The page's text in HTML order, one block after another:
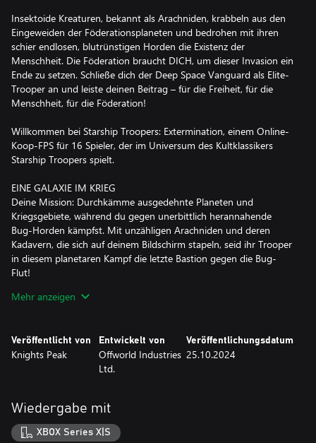
Insektoide Kreaturen, bekannt als Arachniden, krabbeln aus den
Eingeweiden der Föderationsplaneten und bedrohen mit ihren
schier endlosen, blutrünstigen Horden die Existenz der
Menschheit. Die Föderation braucht DICH, um dieser Invasion ein
Ende zu setzen. Schließe dich der Deep Space Vanguard als Elite-
Trooper an und leiste deinen Beitrag – für die Freiheit, für die
Menschheit, für die Föderation!
Willkommen bei Starship Troopers: Extermination, einem Online-
Koop-FPS für 16 Spieler, der im Universum des Kultklassikers
Starship Troopers spielt.
EINE GALAXIE IM KRIEG
Deine Mission: Durchkämme ausgedehnte Planeten und
Kriegsgebiete, während du gegen unerbittlich herannahende
Bug-Horden kämpfst. Mit unzähligen Arachniden und deren
Kadavern, die sich auf deinem Bildschirm stapeln, seid ihr Trooper
in diesem planetaren Kampf die letzte Bastion gegen die Bug-
Flut!
LEISTE DEINEN BEITRAG
Casper Van Dien) entgegen. Kämpfe gemeinsam mit deinem
Squad im umfassenden Koop-Modus für 16 Spieler überall in der
Galaxie gegen die Bedrohung durch die Bugs. Das Schlachtfeld
zu erkämpfen und die Geschichte zu beeinflussen.
Mehr anzeigen
Veröffentlicht von
Knights Peak
Entwickelt von
Offworld Industries
Ltd.
Veröffentlichungsdatum
25.10.2024
Wiedergabe mit
XBOX Series X|S